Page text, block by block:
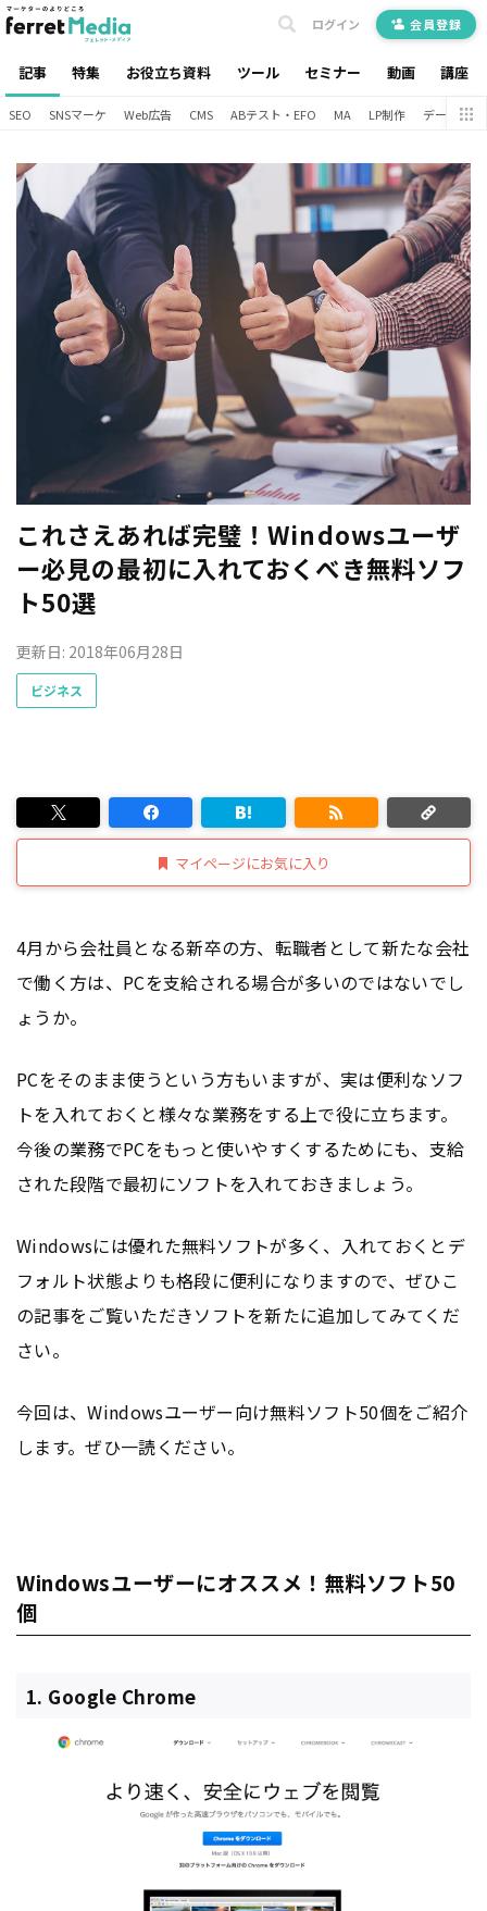
記事 特集 お役立ち資料 ツール セミナー 動画 講座
ログイン 会員登録
SEO SNSマーケ Web広告 CMS ABテスト・EFO MA LP制作 データ分析
これさえあれば完璧！Windowsユーザ
ー必見の最初に入れておくべき無料ソフ
ト50選
更新日: 2018年06月28日
ビジネス
マイページにお気に入り
4月から会社員となる新卒の方、転職者として新たな会社
で働く方は、PCを支給される場合が多いのではないでし
ょうか。
PCをそのまま使うという方もいますが、実は便利なソフ
トを入れておくと様々な業務をする上で役に立ちます。
今後の業務でPCをもっと使いやすくするためにも、支給
された段階で最初にソフトを入れておきましょう。
Windowsには優れた無料ソフトが多く、入れておくとデ
フォルト状態よりも格段に便利になりますので、ぜひこ
の記事をご覧いただきソフトを新たに追加してみてくだ
さい。
今回は、Windowsユーザー向け無料ソフト50個をご紹介
します。ぜひ一読ください。
Windowsユーザーにオススメ！無料ソフト50
個
1. Google Chrome